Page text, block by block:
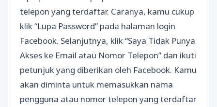
telepon yang terdaftar. Caranya, kamu cukup
klik “Lupa Password” pada halaman login
Facebook. Selanjutnya, klik “Saya Tidak Punya
Akses ke Email atau Nomor Telepon” dan ikuti
petunjuk yang diberikan oleh Facebook. Kamu
akan diminta untuk memasukkan nama
pengguna atau nomor telepon yang terdaftar